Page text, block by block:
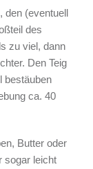
den (eventuell
des
zu viel, dann
Den Teig
bestäuben
ca. 40
Butter oder
sogar leicht